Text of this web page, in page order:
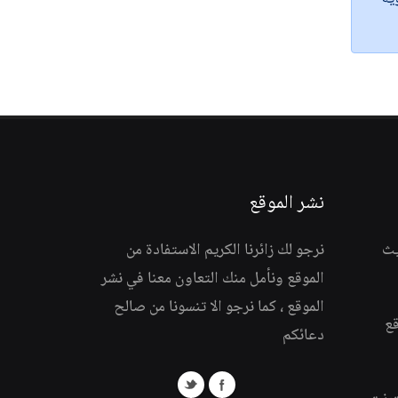
نشر الموقع
نرجو لك زائرنا الكريم الاستفادة من
الموقع ونأمل منك التعاون معنا في نشر
الموقع ، كما نرجو الا تنسونا من صالح
دعائكم